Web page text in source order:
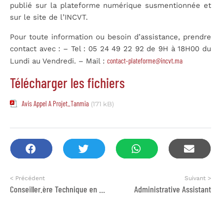
publié sur la plateforme numérique susmentionnée et
sur le site de l’INCVT.
Pour toute information ou besoin d’assistance, prendre
contact avec : – Tel : 05 24 49 22 92 de 9H à 18H00 du
Lundi au Vendredi. – Mail : contact-plateforme@incvt.ma
Télécharger les fichiers
Avis Appel A Projet_Tanmia (171 kB)
< Précédent Suivant >
Administrative Assistant